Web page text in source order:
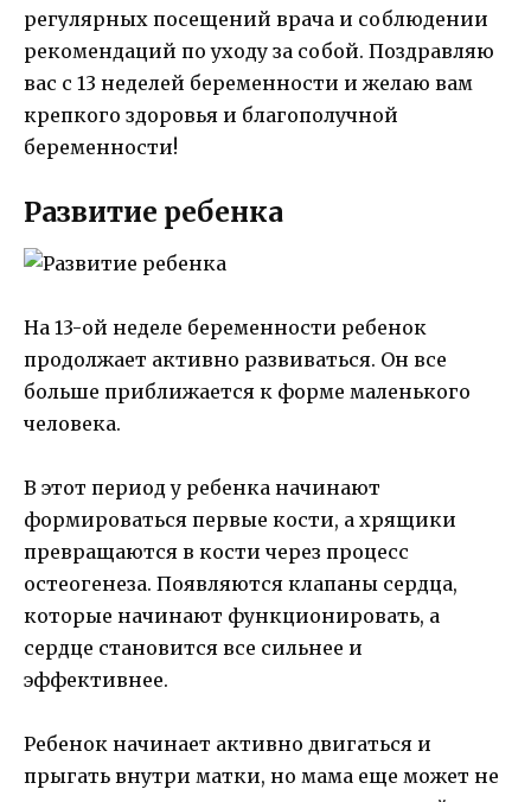
регулярных посещений врача и соблюдении
рекомендаций по уходу за собой. Поздравляю
вас с 13 неделей беременности и желаю вам
крепкого здоровья и благополучной
беременности!
Развитие ребенка
На 13-ой неделе беременности ребенок
продолжает активно развиваться. Он все
больше приближается к форме маленького
человека.
В этот период у ребенка начинают
формироваться первые кости, а хрящики
превращаются в кости через процесс
остеогенеза. Появляются клапаны сердца,
которые начинают функционировать, а
сердце становится все сильнее и
эффективнее.
Ребенок начинает активно двигаться и
прыгать внутри матки, но мама еще может не